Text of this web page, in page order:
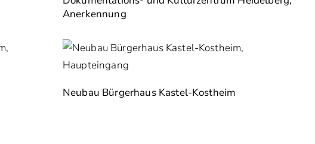
Anerkennung
Neubau Bürgerhaus Kastel-Kostheim